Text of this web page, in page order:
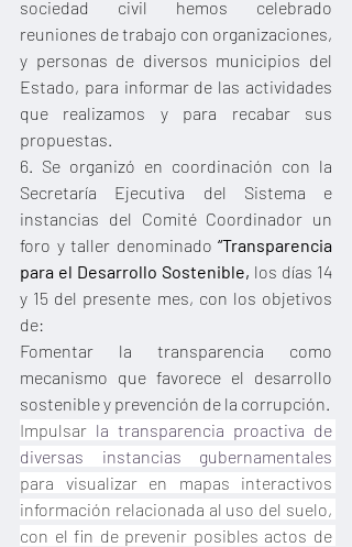
sociedad civil hemos celebrado
reuniones de trabajo con organizaciones,
y personas de diversos municipios del
Estado, para informar de las actividades
que realizamos y para recabar sus
propuestas.
6. Se organizó en coordinación con la
Secretaría Ejecutiva del Sistema e
instancias del Comité Coordinador un
foro y taller denominado “Transparencia
para el Desarrollo Sostenible, los días 14
y 15 del presente mes, con los objetivos
de:
Fomentar la transparencia como
mecanismo que favorece el desarrollo
sostenible y prevención de la corrupción.
Impulsar la transparencia proactiva de
para visualizar en mapas interactivos
información relacionada al uso del suelo,
con el fin de prevenir posibles actos de